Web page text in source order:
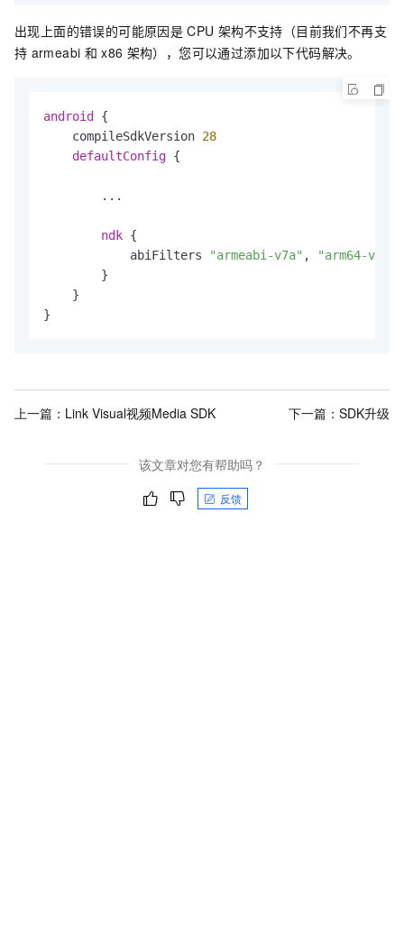
出现上面的错误的可能原因是 CPU 架构不支持（目前我们不再支
持 armeabi 和 x86 架构），您可以通过添加以下代码解决。
android {
    compileSdkVersion
28
defaultConfig {
...
ndk {
            abiFilters
"armeabi-v7a" ,
"arm64-v8a"
        }
    }
}
上一篇： Link Visual视频Media SDK 下一篇： SDK升级
该文章对您有帮助吗？
反馈